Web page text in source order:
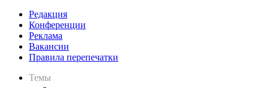
Редакция
Конференции
Реклама
Вакансии
Правила перепечатки
Темы